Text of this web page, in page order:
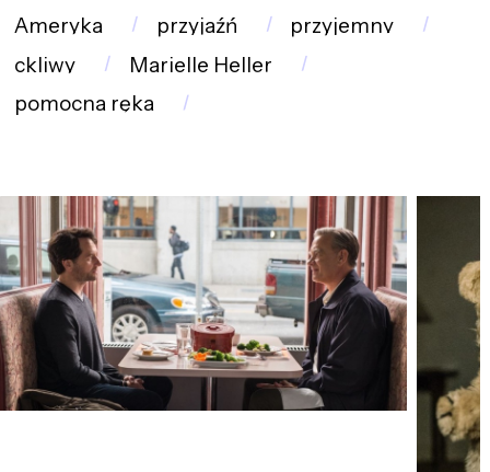
Ameryka
przyjaźń
przyjemny
ckliwy
Marielle Heller
pomocna ręka